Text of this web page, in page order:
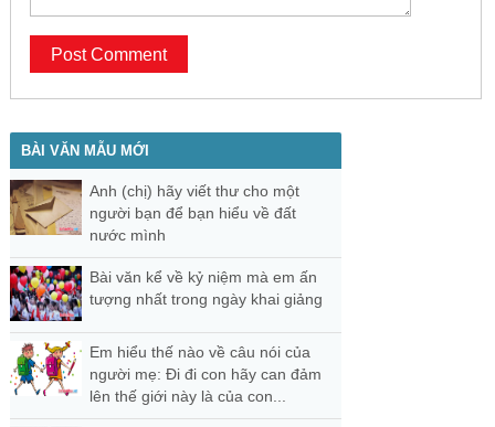
BÀI VĂN MẪU MỚI
Anh (chị) hãy viết thư cho một
người bạn để bạn hiểu về đất
nước mình
Bài văn kể về kỷ niệm mà em ấn
tượng nhất trong ngày khai giảng
Em hiểu thế nào về câu nói của
người mẹ: Đi đi con hãy can đảm
lên thế giới này là của con...